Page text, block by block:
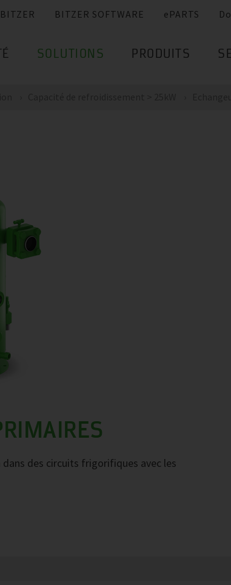
BITZER SOFTWARE ePARTS
SOLUTIONS PRODUITS
des circuits frigorifiques avec les